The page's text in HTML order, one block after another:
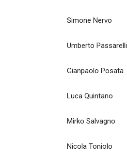
Simone Nervo
Umberto Passarelli
Gianpaolo Posata
Luca Quintano
Mirko Salvagno
Nicola Toniolo